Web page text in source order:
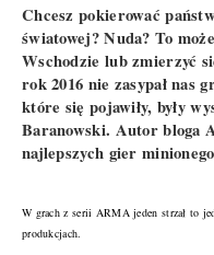
Chcesz pokierować
światowej? Nuda? To
Wschodzie lub zmierzyć
rok 2016 nie zasypał nas
które się pojawiły, były
Baranowski. Autor bloga
najlepszych gier
W grach z serii ARMA jeden strzał to
produkcjach.